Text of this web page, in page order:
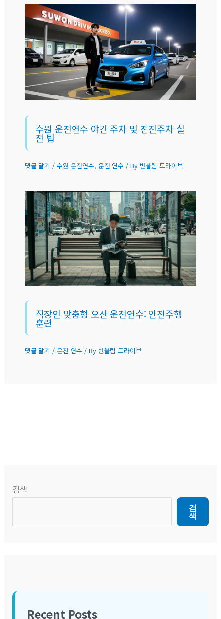
수원 운전연수 야간 주차 및 전진주차 실
전 팁
댓글 달기 / 수원 운전연수, 운전 연수 / By 반올림 드라이브
직장인 맞춤형 오산 운전연수: 안전주행
훈련
댓글 달기 / 운전 연수 / By 반올림 드라이브
검색
검
색
Recent Posts